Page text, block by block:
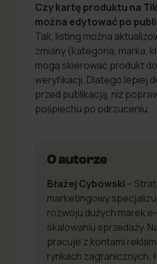
Czy kartę produktu na
można edytować po
Tak, listing można
zmiany (kategoria, marka,
mogą skierować produkt
weryfikacji. Dlatego lepiej
przed publikacją, niż
pośpiechu po odrzuceniu.
O autorze
Błażej Cybowski –
marketingowy
rozwoju dużych marek
skalowaniu sprzedaży.
pracuje z kontami
rynkach zagranicznych,